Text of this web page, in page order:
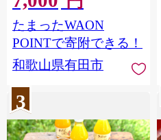
たまったWAON
POINTで寄附できる！
和歌山県有田市
3